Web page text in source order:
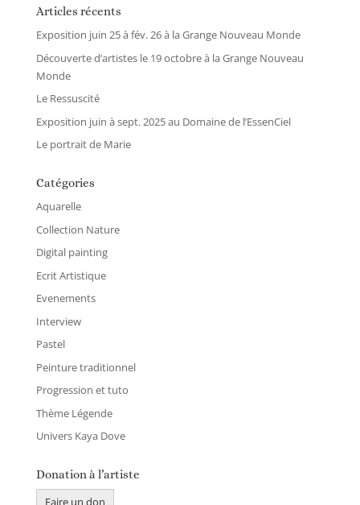
e
:
Articles récents
Exposition juin 25 à fév. 26 à la Grange Nouveau Monde
Découverte d’artistes le 19 octobre à la Grange Nouveau
Monde
Le Ressuscité
Exposition juin à sept. 2025 au Domaine de l’EssenCiel
Le portrait de Marie
Catégories
Aquarelle
Collection Nature
Digital painting
Ecrit Artistique
Evenements
Interview
Pastel
Peinture traditionnel
Progression et tuto
Thème Légende
Univers Kaya Dove
Donation à l’artiste
Faire un don